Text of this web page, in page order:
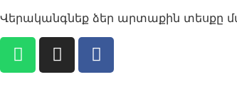
Վերականգնեք ձեր արտաքին տեսքը